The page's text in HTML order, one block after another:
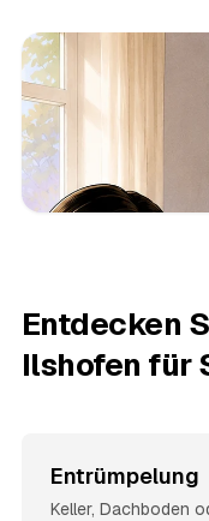
Entdecken
Ilshofen für
Entrümpelung
Keller, Dachboden